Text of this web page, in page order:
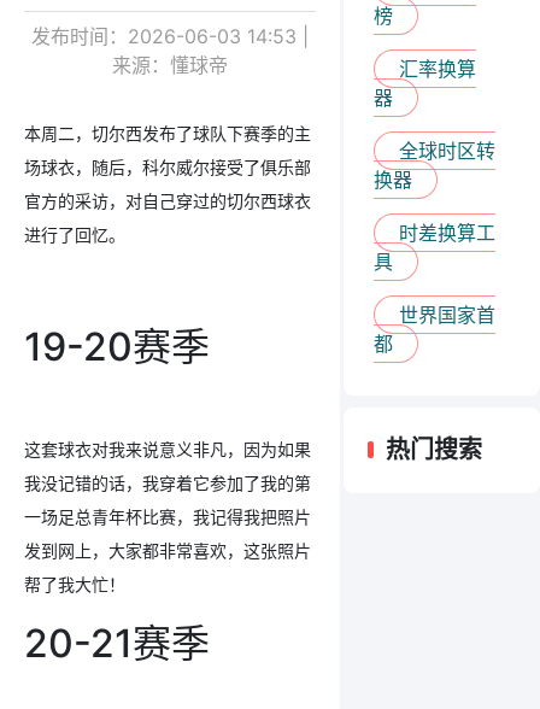
发布时间：2026-06-03 14:53 |
来源：懂球帝
本周二，切尔西发布了球队下赛季的主
场球衣，随后，科尔威尔接受了俱乐部
官方的采访，对自己穿过的切尔西球衣
进行了回忆。
19-20赛季
这套球衣对我来说意义非凡，因为如果
我没记错的话，我穿着它参加了我的第
一场足总青年杯比赛，我记得我把照片
发到网上，大家都非常喜欢，这张照片
帮了我大忙！
20-21赛季
榜
汇率换算
器
全球时区转
换器
时差换算工
具
世界国家首
都
热门搜索